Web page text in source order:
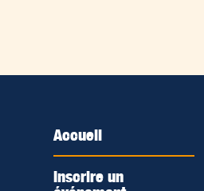
Accueil
Inscrire un